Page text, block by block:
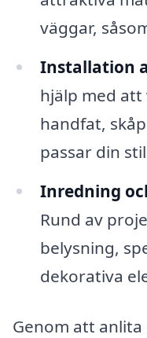
väggar,
Installation
hjälp med att
handfat,
passar din
Inredning
Rund av
belysning,
dekorativa
Genom att